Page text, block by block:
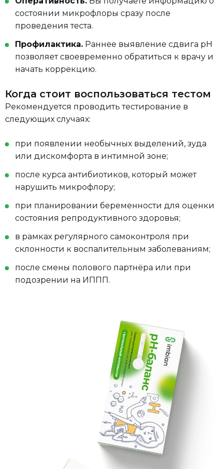
состоянии микрофлоры сразу после
проведения теста.
Профилактика. Раннее выявление сдвига pH
позволяет своевременно обратиться к врачу и
начать коррекцию.
Когда стоит воспользоваться тестом
Рекомендуется проводить тестирование в
следующих случаях:
при появлении необычных выделений, зуда
или дискомфорта в интимной зоне;
после курса антибиотиков, который может
нарушить микрофлору;
при планировании беременности для оценки
состояния репродуктивного здоровья;
в рамках регулярного самоконтроля при
склонности к воспалительным заболеваниям;
после смены полового партнёра или при
подозрении на ИППП.